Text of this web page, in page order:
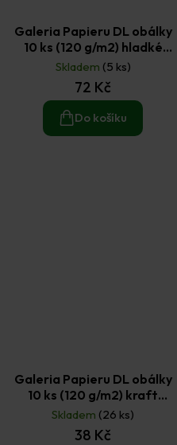
Galeria Papieru DL obálky
10 ks (120 g/m2) hladké
fuchsiové
Skladem (5 ks)
72 Kč
Do košíku
Galeria Papieru DL obálky
10 ks (120 g/m2) kraft
tmavě béžové
Skladem (26 ks)
38 Kč